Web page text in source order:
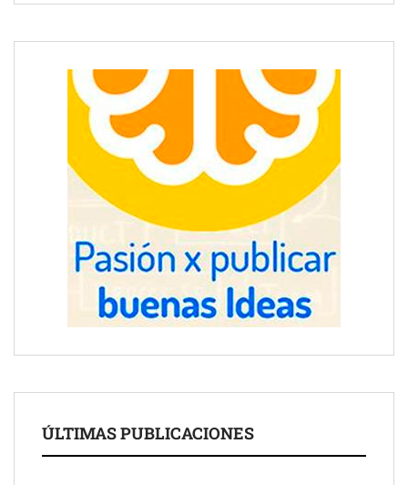
ÚLTIMAS PUBLICACIONES